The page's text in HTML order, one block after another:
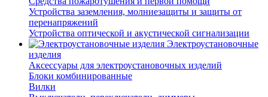
Устройства заземления, молниезащиты и защиты от
перенапряжений
Устройства оптической и акустической сигнализации
Электроустановочные
изделия
Аксессуары для электроустановочных изделий
Блоки комбинированные
Вилки